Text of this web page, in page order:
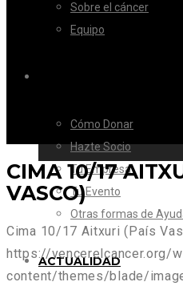
Sobre el cáncer
Equipo
Cómo Donar
Hazte Socio
Tu Empresa
Tu Evento
Otras formas de
ACTUALIDAD
CIMA 10/17
VASCO)
Cima 10/17 Aitxuri (País
https://vencerelcancer.org/
content/themes/blade/